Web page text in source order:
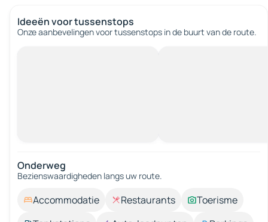
Ideeën voor tussenstops
Onze aanbevelingen voor tussenstops in de buurt van de route.
Onderweg
Bezienswaardigheden langs uw route.
Accommodatie Restaurants
Toerisme